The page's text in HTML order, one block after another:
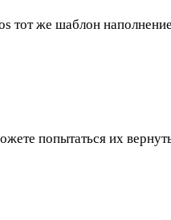
же шаблон
попытаться их